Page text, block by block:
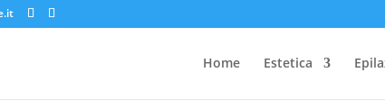
Home Estetica